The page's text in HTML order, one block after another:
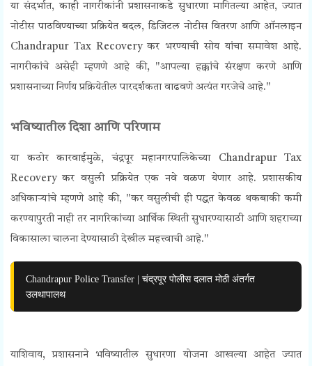
या संदर्भात, काही नागरीकांनी प्रशासनाकडे सुधारणा मागितल्या आहेत, ज्यात
नोटीस पाठविण्याच्या प्रक्रियेत बदल, डिजिटल नोटीस वितरण आणि ऑनलाइन
Chandrapur Tax Recovery कर भरण्याची सोय यांचा समावेश आहे.
नागरीकांचे असेही म्हणणे आहे की, "आपल्या हक्कांचे संरक्षण करणे आणि
प्रशासनाच्या निर्णय प्रक्रियेतील पारदर्शकता वाढवणे अत्यंत गरजेचे आहे."
भविष्यातील दिशा आणि परिणाम
या कठोर कारवाईमुळे, चंद्रपूर महानगरपालिकेच्या Chandrapur Tax
Recovery कर वसुली प्रक्रियेत एक नवे वळण येणार आहे. प्रशासकीय
अधिकाऱ्यांचे म्हणणे आहे की, "कर वसुलीची ही पद्धत केवळ थकबाकी कमी
करण्यापुरती नाही तर नागरिकांच्या आर्थिक स्थिती सुधारण्यासाठी आणि शहराच्या
विकासाला चालना देण्यासाठी देखील महत्त्वाची आहे."
Chandrapur Police Transfer | चंद्रपूर पोलीस दलात मोठी अंतर्गत
उलथापालथ
याशिवाय, प्रशासनाने भविष्यातील सुधारणा योजना आखल्या आहेत ज्यात